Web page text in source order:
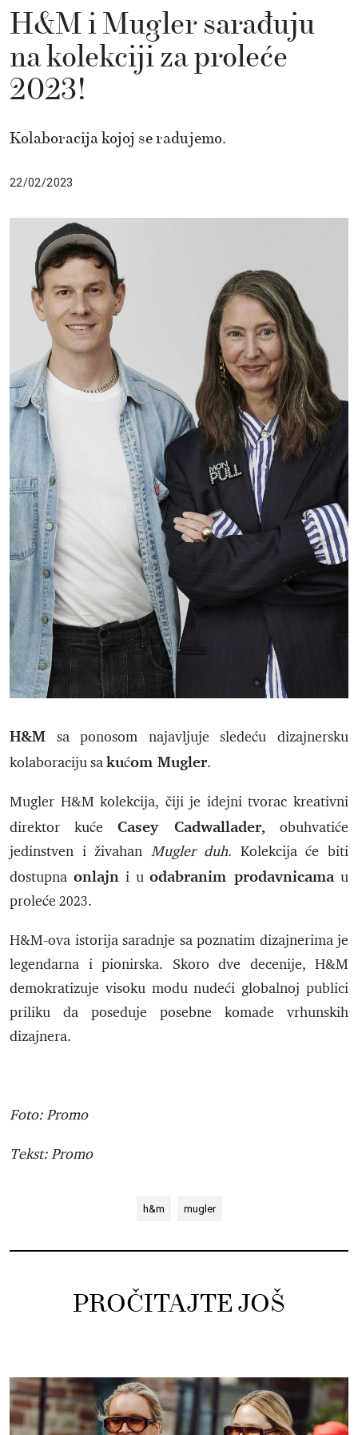
H&M i Mugler sarađuju
na kolekciji za proleće
2023!
Kolaboracija kojoj se radujemo.
22/02/2023
H&M sa ponosom najavljuje sledeću dizajnersku
kolaboraciju sakućom Mugler.
Mugler H&M kolekcija, čiji je idejni tvorac kreativni
direktor kuće Casey Cadwallader, obuhvatiće
jedinstven i živahan Mugler duh. Kolekcija će biti
dostupna onlajni uodabranim prodavnicamau
proleće 2023.
H&M-ova istorija saradnje sa poznatim dizajnerima je
legendarna i pionirska. Skoro dve decenije, H&M
demokratizuje visoku modu nudeći globalnoj publici
priliku da poseduje posebne komade vrhunskih
dizajnera.
Foto: Promo
Tekst: Promo
h&m mugler
PROČITAJTE JOŠ